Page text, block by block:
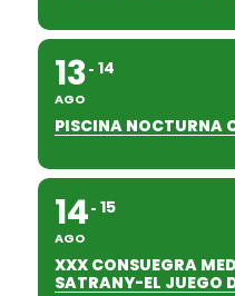
13
AGO
14
PISCINA NOCTURNA
14
AGO
15
XXX CONSUEGRA
SATRANY-EL JUEGO